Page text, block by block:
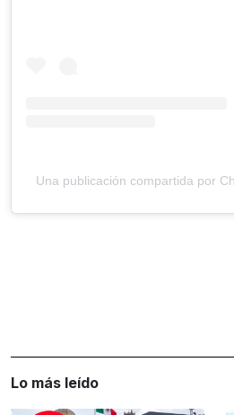
Una publicación compartida por
Lo más leído